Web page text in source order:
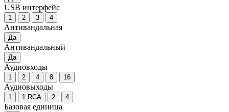
USB интерфейс
1 2 3 4
Антивандальная
Да
Антивандальный
Да
Аудиовходы
1 2 4 8 16
Аудиовыходы
1 1 RCA 2 4
Базовая единица